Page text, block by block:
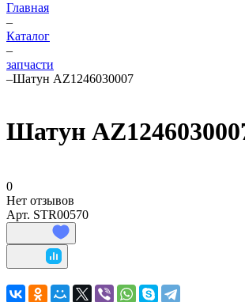
Главная
–
Каталог
–
запчасти
–Шатун AZ1246030007
Шатун
0
Нет отзывов
Арт. STR00570